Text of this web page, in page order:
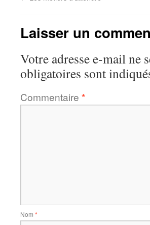
Laisser un
Votre adresse e-mail ne
obligatoires sont
Commentaire *
Nom *